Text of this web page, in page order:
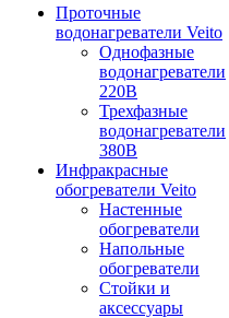
Проточные
водонагреватели Veito
Однофазные
водонагреватели
220В
Трехфазные
водонагреватели
380В
Инфракрасные
обогреватели Veito
Настенные
обогреватели
Напольные
обогреватели
Стойки и
аксессуары